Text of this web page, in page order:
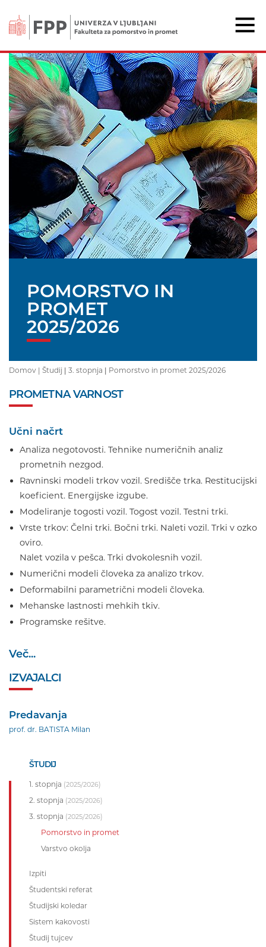
POMORSTVO IN
PROMET
2025/2026
Domov | Študij | 3. stopnja | Pomorstvo in promet 2025/2026
PROMETNA VARNOST
Učni načrt
Analiza negotovosti. Tehnike numeričnih analiz
prometnih nezgod.
Ravninski modeli trkov vozil. Središče trka. Restitucijski
koeficient. Energijske izgube.
Modeliranje togosti vozil. Togost vozil. Testni trki.
Vrste trkov: Čelni trki. Bočni trki. Naleti vozil. Trki v ozko
oviro.
Nalet vozila v pešca. Trki dvokolesnih vozil.
Numerični modeli človeka za analizo trkov.
Deformabilni parametrični modeli človeka.
Mehanske lastnosti mehkih tkiv.
Programske rešitve.
Več...
IZVAJALCI
Predavanja
prof. dr. BATISTA Milan
ŠTUDIJ
1. stopnja (2025/2026)
2. stopnja (2025/2026)
3. stopnja (2025/2026)
Pomorstvo in promet
Varstvo okolja
Izpiti
Študentski referat
Študijski koledar
Sistem kakovosti
Študij tujcev